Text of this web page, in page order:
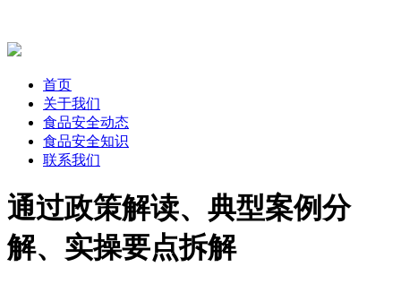
首页
关于我们
食品安全动态
食品安全知识
联系我们
通过政策解读、典型案例分
解、实操要点拆解